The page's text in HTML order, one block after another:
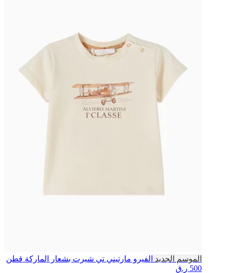
الموسم الجديد الفيرو مارتيني تي شيرت بشعار الماركة قطن
500 ر.ق